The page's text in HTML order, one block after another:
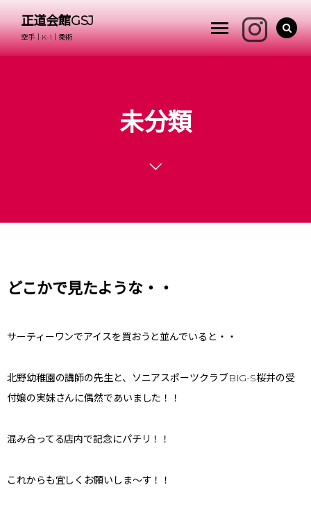
正道会館GSJ
空手｜K-1｜柔術
未分類
どこかで見たような・・
サーティーワンでアイスを買おうと並んでいると・・
北野幼稚園の講師の先生と、ソニアスポーツクラブBIG-S桜井の受
付嬢の実妹さんに偶然であいました！！
混み合ってる店内で記念にパチリ！！
これからも宜しくお願いしま～す！！